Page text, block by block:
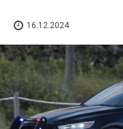
16.12.2024